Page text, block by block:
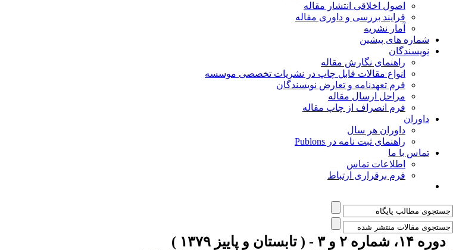
اصول اخلاقی انتشار مقاله
فرایند بررسی و داوری مقاله
آمار نشریه
شماره های پیشین
نویسندگان
راهنمای نگارش مقاله
انواع مقالات قابل چاپ در نشریات تخصصی موسسه
فرم تعهدنامه و تعارض نویسندگان
مراحل ارسال مقاله
فرم انصراف از چاپ مقاله
داوران
داوران هر سال
راهنمای ثبت نامه در Publons
تماس با ما
اطلاعات تماس
فرم برقراری ارتباط
دوره ۱۴، شماره ۲ و ۳ - ( تابستان و پاييز ۱۳۷۹ )